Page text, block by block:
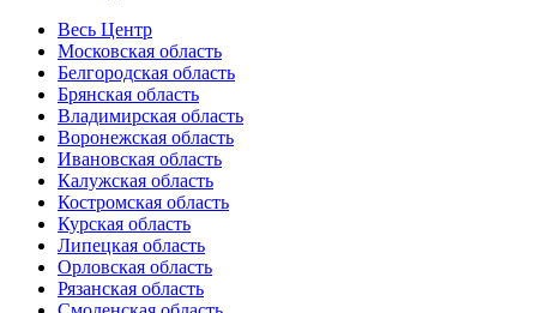
Весь Центр
Московская область
Белгородская область
Брянская область
Владимирская область
Воронежская область
Ивановская область
Калужская область
Костромская область
Курская область
Липецкая область
Орловская область
Рязанская область